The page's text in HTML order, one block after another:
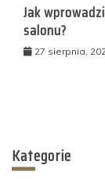
Jak
salonu?
27 sierpnia,
Kategorie